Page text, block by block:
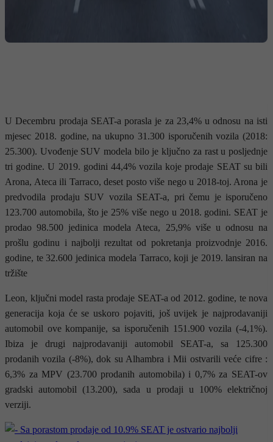
U Decembru prodaja SEAT-a porasla je za 23,4% u odnosu na isti
mjesec 2018. godine, na ukupno 31.300 isporučenih vozila (2018:
25.300). Uvođenje SUV modela bilo je ključno za rast u posljednje
tri godine. U 2019. godini 44,4% vozila koje prodaje SEAT su bili
Arona, Ateca ili Tarraco, deset posto više nego u 2018-toj. Arona je
predvodila prodaju SUV vozila SEAT-a, pri čemu je isporučeno
123.700 automobila, što je 25% više nego u 2018. godini. SEAT je
prodao 98.500 jedinica modela Ateca, 25,9% više u odnosu na
prošlu godinu i najbolji rezultat od pokretanja proizvodnje 2016.
godine, te 32.600 jedinica modela Tarraco, koji je 2019. lansiran na
tržište
Leon, ključni model rasta prodaje SEAT-a od 2012. godine, te nova
generacija koja će se uskoro pojaviti, još uvijek je najprodavaniji
automobil ove kompanije, sa isporučenih 151.900 vozila (-4,1%).
Ibiza je drugi najprodavaniji automobil SEAT-a, sa 125.300
prodanih vozila (-8%), dok su Alhambra i Mii ostvarili veće cifre :
6,3% za MPV (23.700 prodanih automobila) i 0,7% za SEAT-ov
gradski automobil (13.200), sada u prodaji u 100% električnoj
verziji.